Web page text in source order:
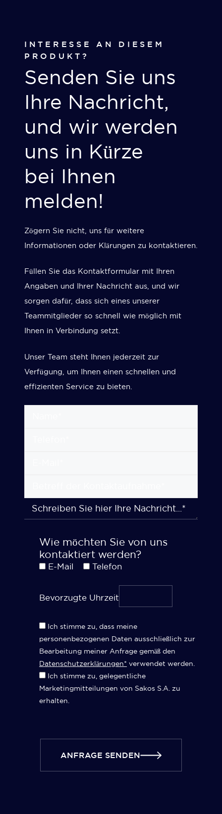
INTERESSE AN DIESEM
PRODUKT?
Senden Sie uns
Ihre Nachricht,
und wir werden
uns in Kürze
bei Ihnen
melden!
Zögern Sie nicht, uns für weitere
Informationen oder Klärungen zu kontaktieren.
Füllen Sie das Kontaktformular mit Ihren
Angaben und Ihrer Nachricht aus, und wir
sorgen dafür, dass sich eines unserer
Teammitglieder so schnell wie möglich mit
Ihnen in Verbindung setzt.
Unser Team steht Ihnen jederzeit zur
Verfügung, um Ihnen einen schnellen und
effizienten Service zu bieten.
Wie möchten Sie von uns
kontaktiert werden?
E-Mail Telefon
Bevorzugte Uhrzeit
Ich stimme zu, dass meine
personenbezogenen Daten ausschließlich zur
Bearbeitung meiner Anfrage gemäß den
Datenschutzerklärungen* verwendet werden.
Ich stimme zu, gelegentliche
Marketingmitteilungen von Sakos S.A. zu
erhalten.
ANFRAGE SENDEN